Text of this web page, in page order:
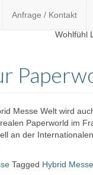
Anfrage / Kontakt
Messe Welt wird
Paperworld im
an der
Tagged Hybrid